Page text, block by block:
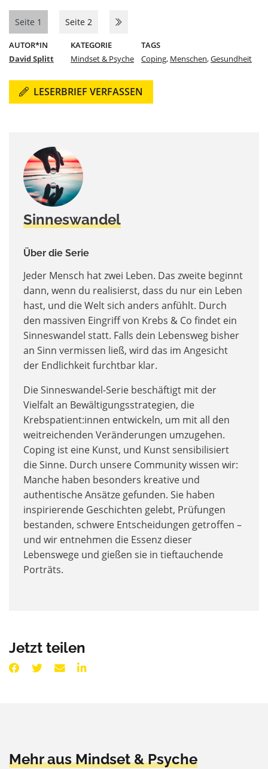
Seite 1 Seite 2
AUTOR*IN
David Splitt
KATEGORIE
Mindset & Psyche
TAGS
Coping, Menschen,Gesundheit
LESERBRIEF VERFASSEN
Sinneswandel
Über die Serie
Jeder Mensch hat zwei Leben. Das zweite beginnt
dann, wenn du realisierst, dass du nur ein Leben
hast, und die Welt sich anders anfühlt. Durch
den massiven Eingriff von Krebs & Co findet ein
Sinneswandel statt. Falls dein Lebensweg bisher
an Sinn vermissen ließ, wird das im Angesicht
der Endlichkeit furchtbar klar.
Die Sinneswandel-Serie beschäftigt mit der
Vielfalt an Bewältigungsstrategien, die
Krebspatient:innen entwickeln, um mit all den
weitreichenden Veränderungen umzugehen.
Coping ist eine Kunst, und Kunst sensibilisiert
die Sinne. Durch unsere Community wissen wir:
Manche haben besonders kreative und
authentische Ansätze gefunden. Sie haben
inspirierende Geschichten gelebt, Prüfungen
bestanden, schwere Entscheidungen getroffen –
und wir entnehmen die Essenz dieser
Lebenswege und gießen sie in tieftauchende
Porträts.
Jetzt teilen
Mehr aus Mindset & Psyche